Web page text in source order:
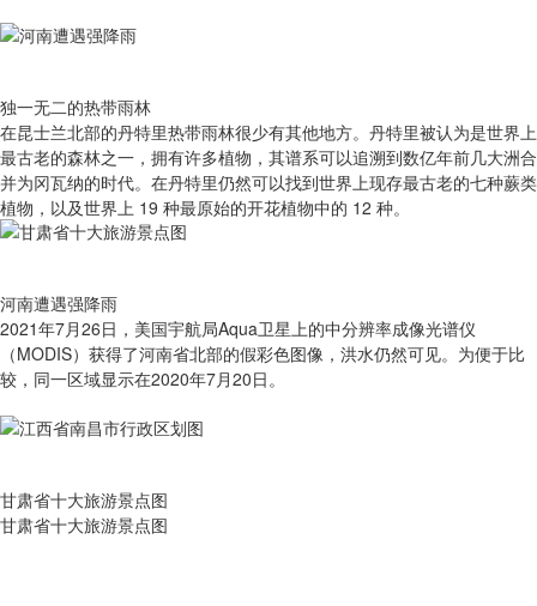
独一无二的热带雨林
在昆士兰北部的丹特里热带雨林很少有其他地方。丹特里被认为是世界上
最古老的森林之一，拥有许多植物，其谱系可以追溯到数亿年前几大洲合
并为冈瓦纳的时代。在丹特里仍然可以找到世界上现存最古老的七种蕨类
植物，以及世界上 19 种最原始的开花植物中的 12 种。
河南遭遇强降雨
2021年7月26日，美国宇航局Aqua卫星上的中分辨率成像光谱仪
（MODIS）获得了河南省北部的假彩色图像，洪水仍然可见。为便于比
较，同一区域显示在2020年7月20日。
甘肃省十大旅游景点图
甘肃省十大旅游景点图